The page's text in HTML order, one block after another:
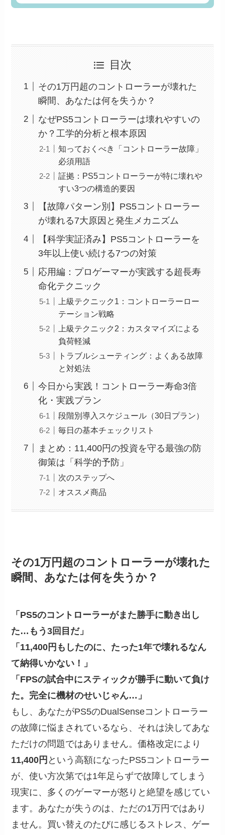
目次
その1万円超のコントローラーが壊れた
瞬間、あなたは何を失うか？
なぜPS5コントローラーは壊れやすいの
か？工学的分析と根本原因
知っておくべき「コントローラー故障」
必須用語
証拠：PS5コントローラーが特に壊れや
すい3つの構造的要因
【故障パターン別】PS5コントローラー
が壊れる7大原因と発生メカニズム
【科学実証済み】PS5コントローラーを
3年以上使い続ける7つの対策
応用編：プロゲーマーが実践する超長寿
命化テクニック
上級テクニック1：コントローラーロー
テーション戦略
上級テクニック2：カスタマイズによる
負荷軽減
トラブルシューティング：よくある故障
と対処法
今日から実践！コントローラー寿命3倍
化・実践プラン
段階別導入スケジュール（30日プラン）
毎日の基本チェックリスト
まとめ：11,400円の投資を守る最強の防
御策は「科学的予防」
次のステップへ
オススメ商品
その1万円超のコントローラーが壊れた
瞬間、あなたは何を失うか？
「PS5のコントローラーがまた勝手に動き出し
た…もう3回目だ」
「11,400円もしたのに、たった1年で壊れるなん
て納得いかない！」
「FPSの試合中にスティックが勝手に動いて負け
た。完全に機材のせいじゃん…」
もし、あなたがPS5のDualSenseコントローラー
の故障に悩まされているなら、それは決してあな
ただけの問題ではありません。価格改定により
11,400円 という高額になったPS5コントローラー
が、使い方次第では1年足らずで故障してしまう
現実に、多くのゲーマーが怒りと絶望を感じてい
ます。あなたが失うのは、ただの1万円ではあり
ません。買い替えのたびに感じるストレス、ゲー